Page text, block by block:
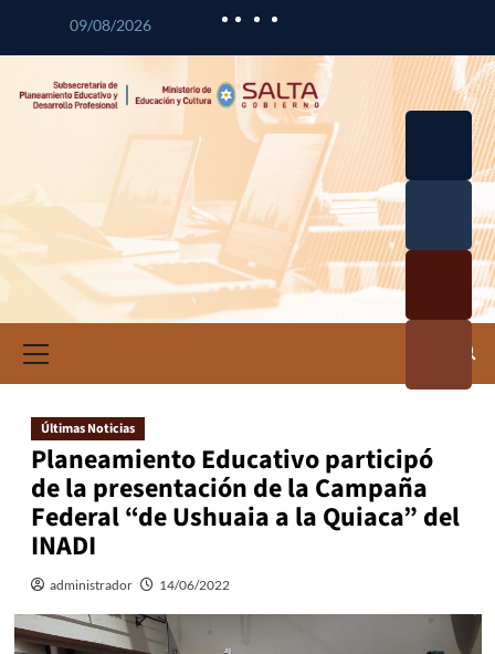
09/08/2026
Últimas Noticias
Planeamiento Educativo participó
de la presentación de la Campaña
Federal “de Ushuaia a la Quiaca” del
INADI
administrador 14/06/2022
Curricul
Profesio
a
Investig
Educativ